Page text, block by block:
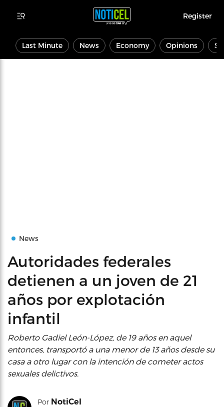
Register
Last Minute News Economy Opinions
News
Autoridades federales
detienen a un joven de 21
años por explotación
infantil
Roberto Gadiel León-López, de 19 años en aquel
entonces, transportó a una menor de 13 años desde su
casa a otro lugar con la intención de cometer actos
sexuales delictivos.
Por NotiCel